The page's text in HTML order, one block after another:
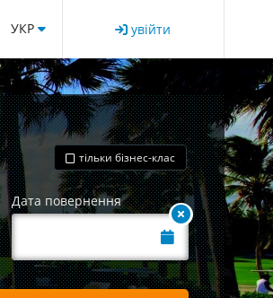
УКР увійти
тільки бізнес-клас
Дата повернення